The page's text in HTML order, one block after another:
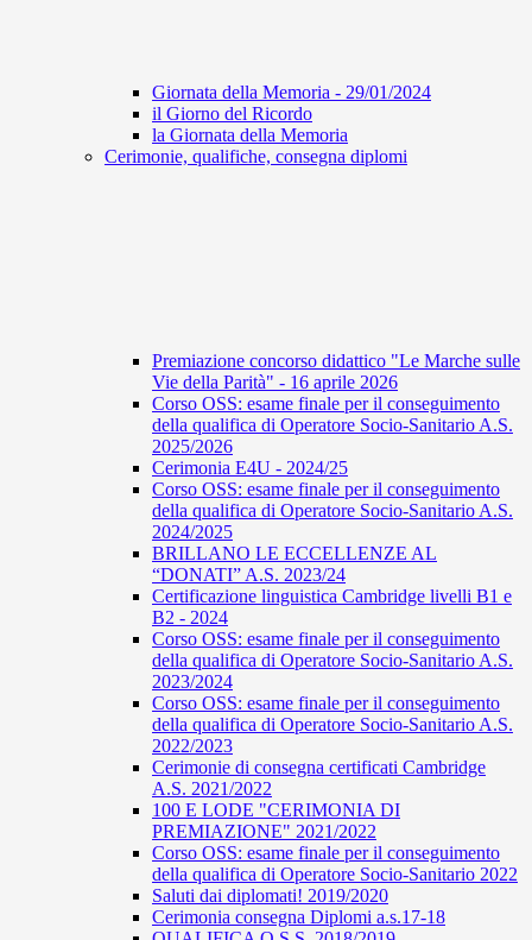
Giornata della Memoria - 29/01/2024
il Giorno del Ricordo
la Giornata della Memoria
Cerimonie, qualifiche, consegna diplomi
Premiazione concorso didattico "Le Marche sulle
Vie della Parità" - 16 aprile 2026
Corso OSS: esame finale per il conseguimento
della qualifica di Operatore Socio-Sanitario A.S.
2025/2026
Cerimonia E4U - 2024/25
Corso OSS: esame finale per il conseguimento
della qualifica di Operatore Socio-Sanitario A.S.
2024/2025
BRILLANO LE ECCELLENZE AL
“DONATI” A.S. 2023/24
Certificazione linguistica Cambridge livelli B1 e
B2 - 2024
Corso OSS: esame finale per il conseguimento
della qualifica di Operatore Socio-Sanitario A.S.
2023/2024
Corso OSS: esame finale per il conseguimento
della qualifica di Operatore Socio-Sanitario A.S.
2022/2023
Cerimonie di consegna certificati Cambridge
A.S. 2021/2022
100 E LODE "CERIMONIA DI
PREMIAZIONE" 2021/2022
Corso OSS: esame finale per il conseguimento
della qualifica di Operatore Socio-Sanitario 2022
Saluti dai diplomati! 2019/2020
Cerimonia consegna Diplomi a.s.17-18